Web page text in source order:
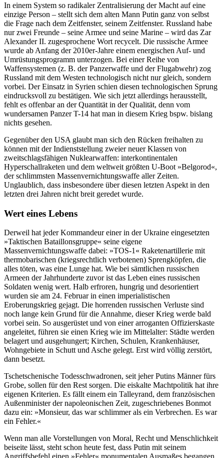
In einem System so radikaler Zentralisierung der Macht auf eine
einzige Person – stellt sich dem alten Mann Putin ganz von selbst
die Frage nach dem Zeitfenster, seinem Zeitfenster. Russland habe
nur zwei Freunde – seine Armee und seine Marine – wird das Zar
Alexander II. zugesprochene Wort recycelt. Die russische Armee
wurde ab Anfang der 2010er-Jahre einem energischen Auf- und
Umrüstungsprogramm unterzogen. Bei einer Reihe von
Waffensystemen (z. B. der Panzerwaffe und der Flugabwehr) zog
Russland mit dem Westen technologisch nicht nur gleich, sondern
vorbei. Der Einsatz in Syrien schien diesen technologischen Sprung
eindrucksvoll zu bestätigen. Wie sich jetzt allerdings herausstellt,
fehlt es offenbar an der Quantität in der Qualität, denn vom
wundersamen Panzer T-14 hat man in diesem Krieg bspw. bislang
nichts gesehen.
Gegenüber den USA glaubt man sich den Rücken freihalten zu
können mit der Indienststellung zweier neuer Klassen von
zweitschlagsfähigen Nuklearwaffen: interkontinentalen
Hyperschallraketen und dem weltweit größten U-Boot »Belgorod«,
der schlimmsten Massenvernichtungswaffe aller Zeiten.
Unglaublich, dass insbesondere über diesen letzten Aspekt in den
letzten drei Jahren nicht breit geredet wurde.
Wert eines Lebens
Derweil hat jeder Kommandeur einer in der Ukraine eingesetzten
»Taktischen Bataillonsgruppe« seine eigene
Massenvernichtungswaffe dabei: »TOS-1« Raketenartillerie mit
thermobarischen (kriegsrechtlich verbotenen) Sprengköpfen, die
alles töten, was eine Lunge hat. Wie bei sämtlichen russischen
Armeen der Jahrhunderte zuvor ist das Leben eines russischen
Soldaten wenig wert. Halb erfroren, hungrig und desorientiert
wurden sie am 24. Februar in einen imperialistischen
Eroberungskrieg gejagt. Die horrenden russischen Verluste sind
noch lange kein Grund für die Annahme, dieser Krieg werde bald
vorbei sein. So ausgerüstet und von einer arroganten Offizierskaste
angeleitet, führen sie einen Krieg wie im Mittelalter: Städte werden
belagert und ausgehungert; Kirchen, Schulen, Krankenhäuser,
Wohngebiete in Schutt und Asche gelegt. Erst wird völlig zerstört,
dann besetzt.
Tschetschenische Todesschwadronen, seit jeher Putins Männer fürs
Grobe, sollen für den Rest sorgen. Die eiskalte Machtpolitik hat ihre
eigenen Kriterien. Es fällt einem ein Talleyrand, dem französischen
Außenminister der napoleonischen Zeit, zugeschriebenes Bonmot
dazu ein: »Monsieur, das war schlimmer als ein Verbrechen. Es war
ein Fehler.«
Wenn man alle Vorstellungen von Moral, Recht und Menschlichkeit
beiseite lässt, steht schon heute fest, dass Putin mit seinem